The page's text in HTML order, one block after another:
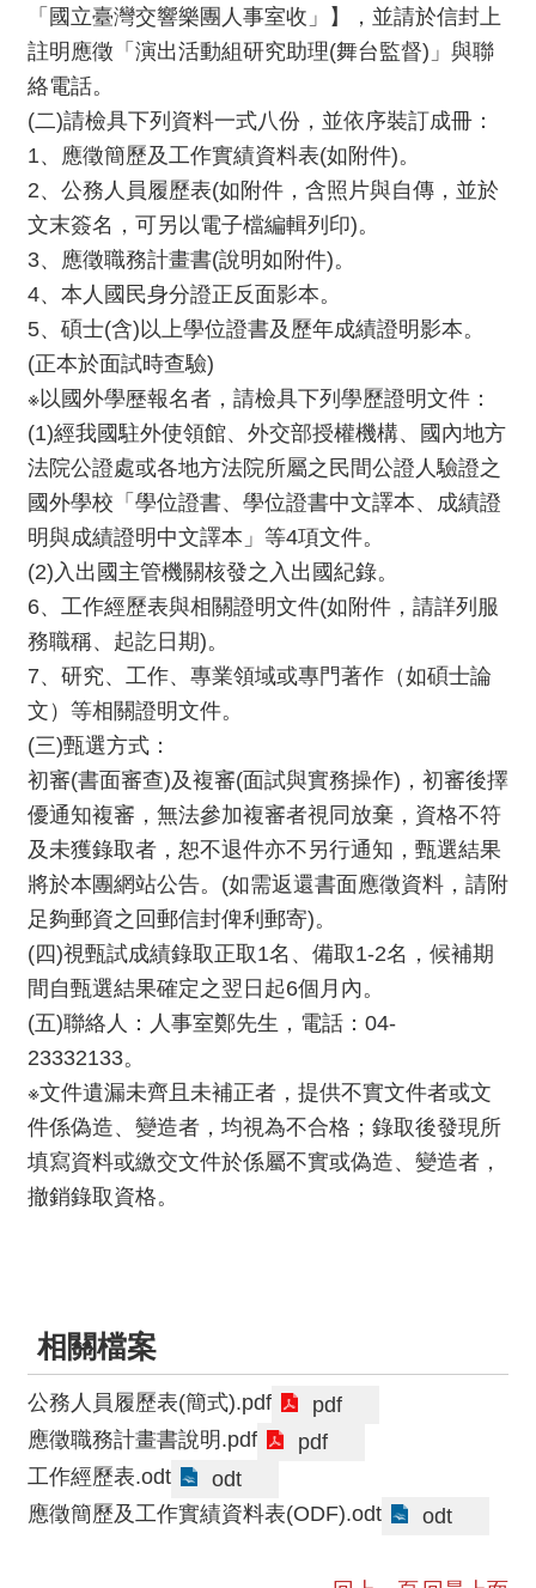
出
版
便
民
服
務
線
上
樂
廳
便
民
服
務
資
訊
公
開
隱
私
宣
告
資
訊
安
全
網
站
料
開
放
宣
告
雙
語
詞
彙
「國立臺灣交響樂團人事室收」】，並請於信封上
註明應徵「演出活動組研究助理(舞台監督)」與聯
絡電話。
(二)請檢具下列資料一式八份，並依序裝訂成冊：
1、應徵簡歷及工作實績資料表(如附件)。
2、公務人員履歷表(如附件，含照片與自傳，並於
文末簽名，可另以電子檔編輯列印)。
3、應徵職務計畫書(說明如附件)。
4、本人國民身分證正反面影本。
5、碩士(含)以上學位證書及歷年成績證明影本。
(正本於面試時查驗)
※以國外學歷報名者，請檢具下列學歷證明文件：
(1)經我國駐外使領館、外交部授權機構、國內地方
法院公證處或各地方法院所屬之民間公證人驗證之
國外學校「學位證書、學位證書中文譯本、成績證
明與成績證明中文譯本」等4項文件。
(2)入出國主管機關核發之入出國紀錄。
6、工作經歷表與相關證明文件(如附件，請詳列服
務職稱、起訖日期)。
7、研究、工作、專業領域或專門著作（如碩士論
文）等相關證明文件。
(三)甄選方式：
初審(書面審查)及複審(面試與實務操作)，初審後擇
優通知複審，無法參加複審者視同放棄，資格不符
及未獲錄取者，恕不退件亦不另行通知，甄選結果
將於本團網站公告。(如需返還書面應徵資料，請附
足夠郵資之回郵信封俾利郵寄)。
(四)視甄試成績錄取正取1名、備取1-2名，候補期
間自甄選結果確定之翌日起6個月內。
(五)聯絡人：人事室鄭先生，電話：04-
23332133。
※文件遺漏未齊且未補正者，提供不實文件者或文
件係偽造、變造者，均視為不合格；錄取後發現所
填寫資料或繳交文件於係屬不實或偽造、變造者，
撤銷錄取資格。
相關檔案
公務人員履歷表(簡式).pdf
pdf
應徵職務計畫書說明.pdf
pdf
工作經歷表.odt
odt
應徵簡歷及工作實績資料表(ODF).odt
odt